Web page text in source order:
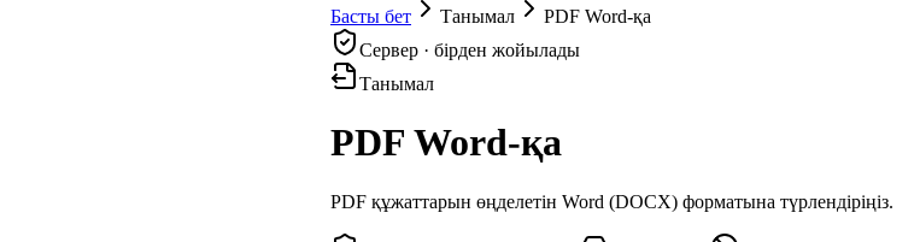
Басты бет Танымал
PDF Word-қа
Сервер · бірден жойылады
Танымал
PDF Word-қа
PDF құжаттарын өңделетін Word (DOCX) форматына түрлендіріңіз.